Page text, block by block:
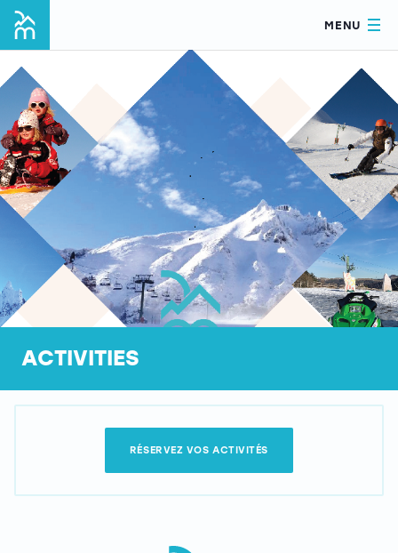
MENU
ACTIVITIES
RÉSERVEZ VOS ACTIVITÉS